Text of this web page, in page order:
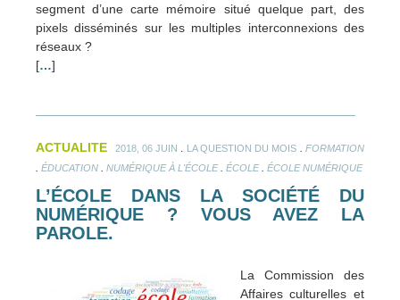
segment d’une carte mémoire situé quelque part, des
pixels disséminés sur les multiples interconnexions des
réseaux ?
[…]
ACTUALITE 2018, 06 JUIN LA QUESTION DU MOIS FORMATION
ÉDUCATION NUMÉRIQUE À L'ÉCOLE. ÉCOLE. ÉCOLE NUMÉRIQUE
L’ÉCOLE DANS LA SOCIÉTÉ DU
NUMÉRIQUE ? VOUS AVEZ LA
PAROLE.
La Commission des
Affaires culturelles et